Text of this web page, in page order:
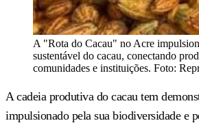
A "Rota do Cacau" no Acre
sustentável do cacau, conectando
comunidades e instituições. Foto:
A cadeia produtiva do cacau tem
impulsionado pela sua biodiversidade e